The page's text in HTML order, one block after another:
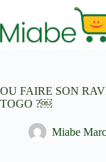
contenu
OU FAIRE SON
TOGO ?￼
Miabe